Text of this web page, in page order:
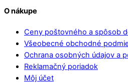
O nákupe
Ceny poštovného a spôsob
Všeobecné obchodné
Ochrana osobných údajov a
Reklamačný poriadok
Môj účet